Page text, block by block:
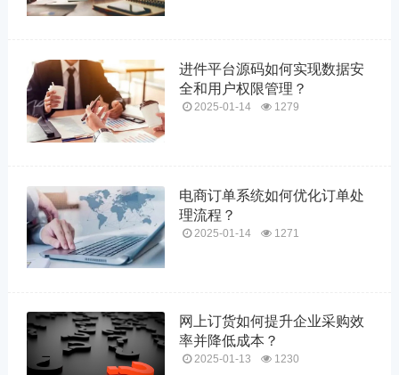
进件平台源码如何实现数据安
全和用户权限管理？
2025-01-14 1279
电商订单系统如何优化订单处
理流程？
2025-01-14 1271
网上订货如何提升企业采购效
率并降低成本？
2025-01-13 1230